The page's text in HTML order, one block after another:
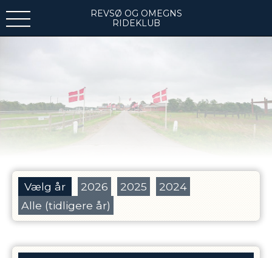
REVSØ OG OMEGNS
RIDEKLUB
Vælg år 2026 2025
2024
Alle (tidligere år)